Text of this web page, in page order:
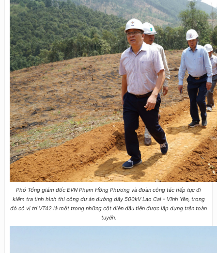
Phó Tổng giám đốc EVN Phạm Hồng Phương và đoàn công tác tiếp tục đi
kiểm tra tình hình thi công dự án đường dây 500kV Lào Cai - Vĩnh Yên, trong
đó có vị trí VT42 là một trong những cột điện đầu tiên được lắp dựng trên toàn
tuyến.